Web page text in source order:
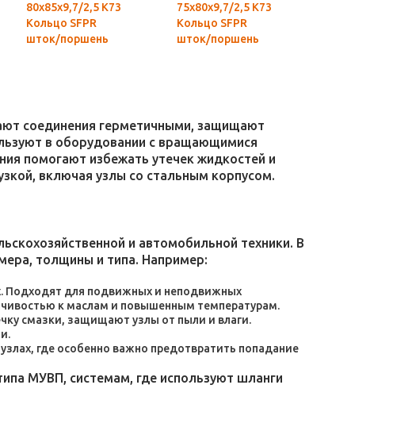
80х85х9,7/2,5 К73
Кольцо SFPR
шток/поршень
75х80х9,7/2,5 К73
Кольцо SFPR
шток/поршень
соединения герметичными, защищают
в оборудовании с вращающимися
помогают избежать утечек жидкостей и
включая узлы со стальным корпусом.
и автомобильной техники. В
толщины и типа. Например:
Подходят для подвижных и неподвижных
к маслам и повышенным температурам.
смазки, защищают узлы от пыли и влаги.
где особенно важно предотвратить попадание
МУВП, системам, где используют шланги